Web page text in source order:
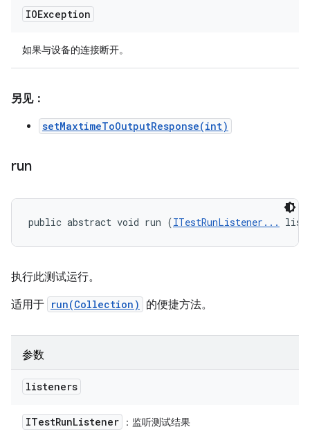
IOException
如果与设备的连接断开。
另见：
setMaxtimeToOutputResponse(int)
run
public abstract void run (ITestRunListener...
执行此测试运行。
适用于 run(Collection) 的便捷方法。
参数
listeners
ITestRunListener ：监听测试结果